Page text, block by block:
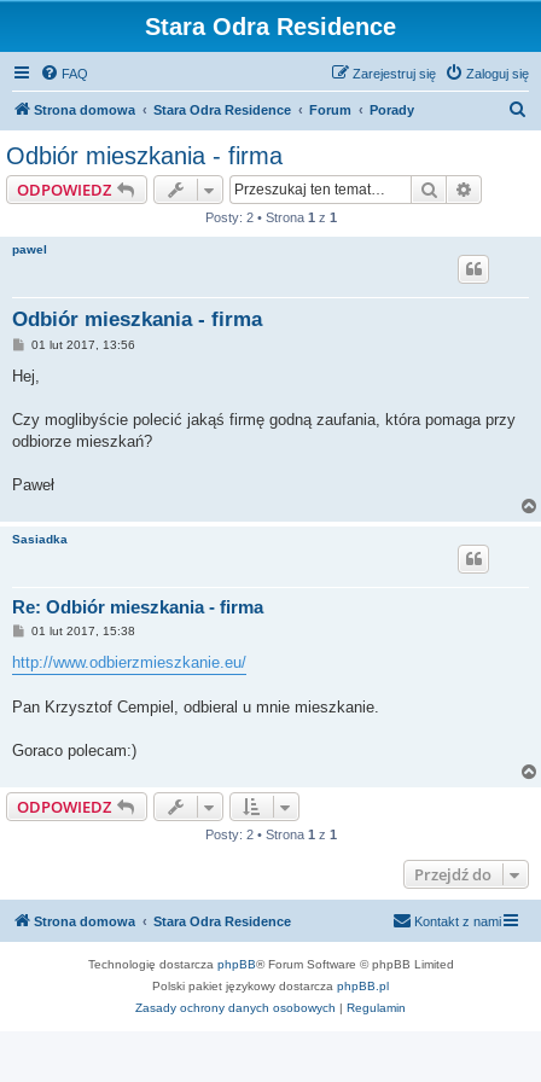
Stara Odra Residence
FAQ Zaloguj się
Zarejestruj się
Strona domowa Stara Odra Residence Forum Porady
Odbiór mieszkania - firma
ODPOWIEDZ Szukaj
Posty: 2 • Strona 1 z 1
pawel
Odbiór mieszkania - firma
P
s
01 lut 2017, 13:56
Hej,
Czy moglibyście polecić jakąś firmę godną zaufania, która pomaga przy
odbiorze mieszkań?
Paweł
Sasiadka
Re: Odbiór mieszkania - firma
P
s
t
01 lut 2017, 15:38
http://www.odbierzmieszkanie.eu/
Pan Krzysztof Cempiel, odbieral u mnie mieszkanie.
Goraco polecam:)
ODPOWIEDZ
Posty: 2 • Strona 1 z 1
Przejdź do
Strona domowa Stara Odra Residence Kontakt z nami
Technologię dostarcza phpBB® Forum Software © phpBB Limited
Polski pakiet językowy dostarcza phpBB.pl
Zasady ochrony danych osobowych | Regulamin